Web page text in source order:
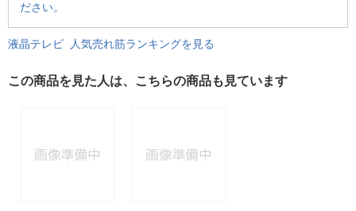
ださい。
液晶テレビ 人気売れ筋ランキングを見る
この商品を見た人は、こちらの商品も見ています